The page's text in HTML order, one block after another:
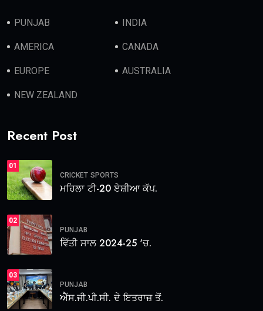
PUNJAB INDIA
AMERICA CANADA
EUROPE AUSTRALIA
NEW ZEALAND
Recent Post
01
CRICKET SPORTS
ਮਹਿਲਾ ਟੀ-20 ਏਸ਼ੀਆ ਕੱਪ.
02
PUNJAB
ਵਿੱਤੀ ਸਾਲ 2024-25 ‘ਚ.
03
PUNJAB
ਐੱਸ.ਜੀ.ਪੀ.ਸੀ. ਦੇ ਇਤਰਾਜ਼ ਤੋਂ.